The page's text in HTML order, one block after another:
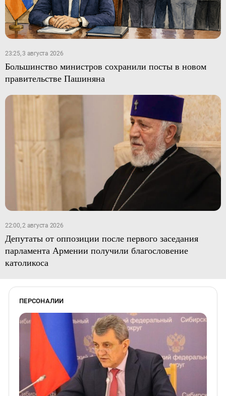
23:25, 3 августа 2026
Большинство министров сохранили посты в новом
правительстве Пашиняна
22:00, 2 августа 2026
Депутаты от оппозиции после первого заседания
парламента Армении получили благословение
католикоса
ПЕРСОНАЛИИ